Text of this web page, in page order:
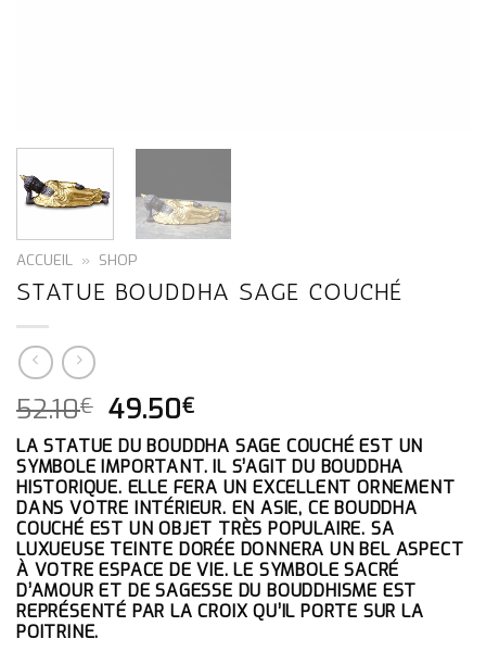
ACCUEIL » SHOP
STATUE BOUDDHA SAGE COUCHÉ
52.10€ LE
PRIX
INITIAL
ÉTAIT :
52.10€.
49.50€LE
PRIX
ACTUEL
EST :
49.50€.
LA STATUE DU BOUDDHA SAGE COUCHÉ EST UN
SYMBOLE IMPORTANT. IL S’AGIT DU BOUDDHA
HISTORIQUE. ELLE FERA UN EXCELLENT ORNEMENT
DANS VOTRE INTÉRIEUR. EN ASIE, CE BOUDDHA
COUCHÉ EST UN OBJET TRÈS POPULAIRE. SA
LUXUEUSE TEINTE DORÉE DONNERA UN BEL ASPECT
À VOTRE ESPACE DE VIE. LE SYMBOLE SACRÉ
D’AMOUR ET DE SAGESSE DU BOUDDHISME EST
REPRÉSENTÉ PAR LA CROIX QU’IL PORTE SUR LA
POITRINE.